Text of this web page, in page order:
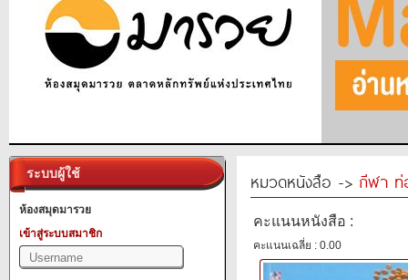
ระบบผู้ใช้
ห้องสมุดมารวย
เข้าสู่ระบบสมาชิก
หมวดหนังสือ -> กีฬา ท่
คะแนนหนังสือ :
คะแนนเฉลี่ย : 0.00